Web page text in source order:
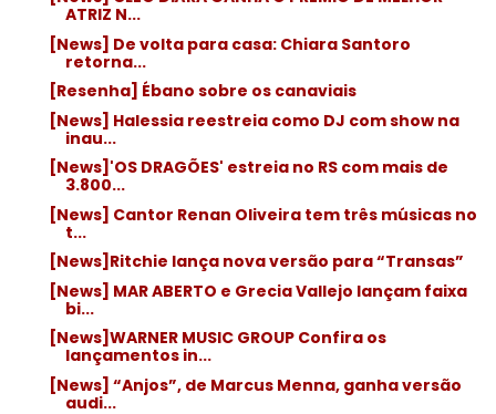
ATRIZ N...
[News] De volta para casa: Chiara Santoro
retorna...
[Resenha] Ébano sobre os canaviais
[News] Halessia reestreia como DJ com show na
inau...
[News]'OS DRAGÕES' estreia no RS com mais de
3.800...
[News] Cantor Renan Oliveira tem três músicas no
t...
[News]Ritchie lança nova versão para “Transas”
[News] MAR ABERTO e Grecia Vallejo lançam faixa
bi...
[News]WARNER MUSIC GROUP Confira os
lançamentos in...
[News] “Anjos”, de Marcus Menna, ganha versão
audi...